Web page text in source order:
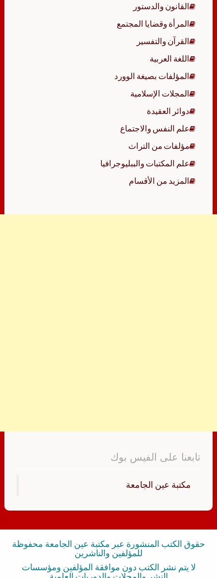
القانون والدستور
المرأة وقضايا المجتمع
القرآن والتفسير
اللغة العربية
المؤلفات بصيغة الوورد
المجلات الإسلامية
دوائر العقيدة
علم النفس والاجتماع
مؤلفات من التراث
علم المكتبات والببليوجرافيا
المزيد من الأقسام
تابعنا على الفيس بوك
‏مكتبة عين الجامعة‏
حقوق الكتب المنشورة عبر مكتبة عين الجامعة محفوظة
للمؤلفين والناشرين
لا يتم نشر الكتب دون موافقة المؤلفين ومؤسسات